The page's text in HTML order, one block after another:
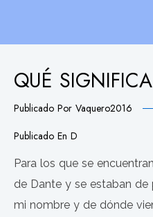
QUÉ
Publicado Por Vaquero2016
Publicado En D
Para los que se
de Dante y se estaban
mi nombre y de dónde